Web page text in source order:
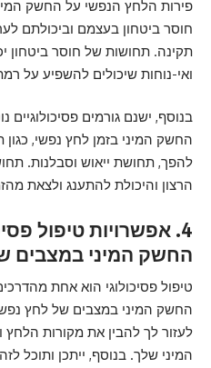
פירות הלחץ הנפשי על החשק
חוסר ביטחון בעצמם וביכולתם
תקינה. תחושות של חוסר ביטחון
ואי-נוחות שיכולים להשפיע על
בנוסף, ישנם גורמים פסיכולוגיים
החשק המיני בזמן לחץ נפשי, כגון
להפך, תחושת ייאוש וסבלנות.
הרצון והיכולת להתענג ולצאת
4. אפשרויות טיפול
החשק המיני במצבים
טיפול פסיכולוגי הוא אחת
החשק המיני במצבים של לחץ
לעזור לך להבין את מקורות
המיני שלך. בנוסף, ייתכן ותוכל